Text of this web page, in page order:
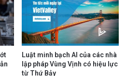
Luật minh bạch AI của các nhà
lập pháp Vùng Vịnh có hiệu lực
từ Thứ Bảy